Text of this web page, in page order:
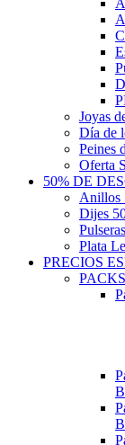
Joyas
Día de
Peines
Oferta
50% DE
Anillos
Dijes
Plata
PRECIOS